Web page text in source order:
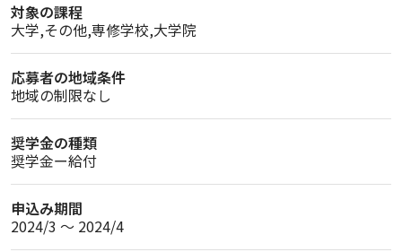
対象の課程
大学,その他,専修学校,大学院
応募者の地域条件
地域の制限なし
奨学金の種類
奨学金ー給付
申込み期間
2024/3 〜 2024/4